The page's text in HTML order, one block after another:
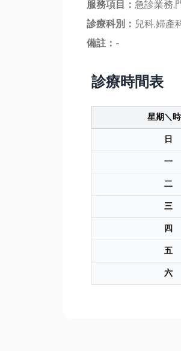
服務項目： 急診業務,
診療科別： 兒科,婦產
備註： -
診療時間表
星期＼
日
一
二
三
四
五
六